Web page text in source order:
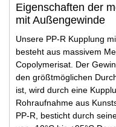
Eigenschaften der
mit Außengewinde
Unsere PP-R Kupplung
besteht aus massivem
Copolymerisat. Der
den größtmöglichen
ist, wird durch eine
Rohraufnahme aus
PP-R, besticht durch